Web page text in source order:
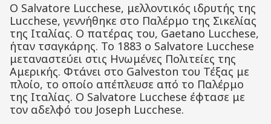
Ο Salvatore Lucchese, μελλοντικός ιδρυτής της
Lucchese, γεννήθηκε στο Παλέρμο της Σικελίας
της Ιταλίας. Ο πατέρας του, Gaetano Lucchese,
ήταν τσαγκάρης. Το 1883 ο Salvatore Lucchese
μεταναστεύει στις Ηνωμένες Πολιτείες της
Αμερικής. Φτάνει στο Galveston του Τέξας με
πλοίο, το οποίο απέπλευσε από το Παλέρμο
της Ιταλίας. Ο Salvatore Lucchese έφτασε με
τον αδελφό του Joseph Lucchese.